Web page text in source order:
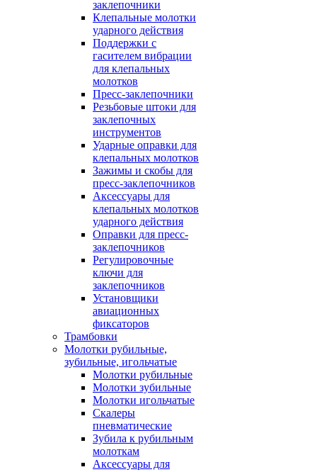
заклепочники
Клепальные молотки
ударного действия
Поддержки с
гасителем вибрации
для клепальных
молотков
Пресс-заклепочники
Резьбовые штоки для
заклепочных
инструментов
Ударные оправки для
клепальных молотков
Зажимы и скобы для
пресс-заклепочников
Аксессуары для
клепальных молотков
ударного действия
Оправки для пресс-
заклепочников
Регулировочные
ключи для
заклепочников
Установщики
авиационных
фиксаторов
Трамбовки
Молотки рубильные,
зубильные, игольчатые
Молотки рубильные
Молотки зубильные
Молотки игольчатые
Скалеры
пневматические
Зубила к рубильным
молоткам
Аксессуары для